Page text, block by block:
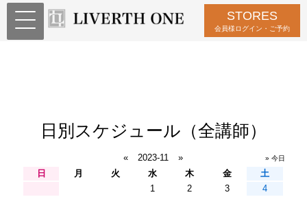
STORES
会員様ログイン・ご予約
日別スケジュール（全講師）
« 2023-11 » » 今日
日 月 火 水 木 金
土
1
2 3
4